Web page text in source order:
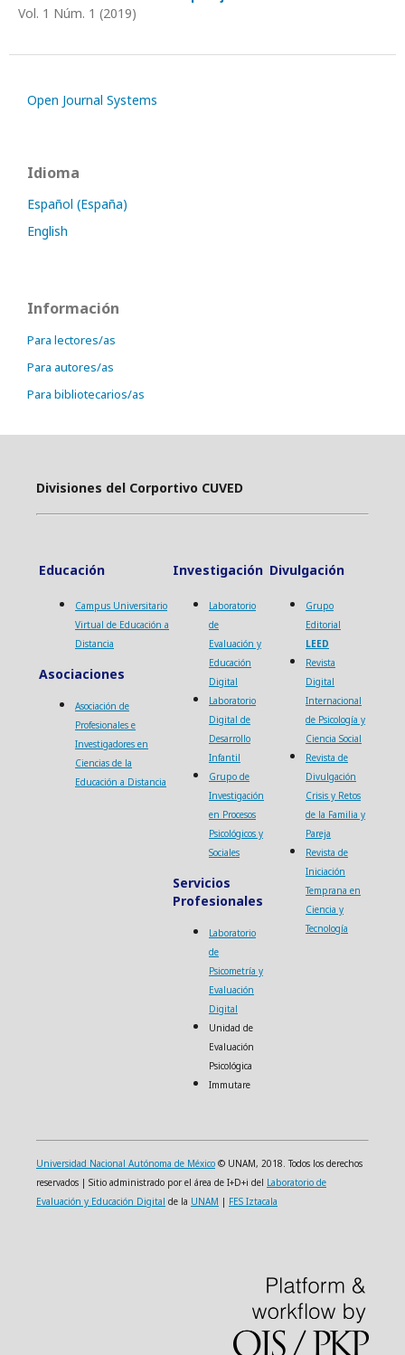
Vol. 1 Núm. 1 (2019)
Open Journal Systems
Idioma
Español (España)
English
Información
Para lectores/as
Para autores/as
Para bibliotecarios/as
Divisiones del Corportivo CUVED
Educación Investigación Divulgación
Campus Universitario
Virtual de Educación a
Distancia
Asociaciones
Asociación de
Profesionales e
Investigadores en
Ciencias de la
Educación a Distancia
Laboratorio
de
Evaluación y
Educación
Digital
Laboratorio
Digital de
Desarrollo
Infantil
Grupo de
Investigación
en Procesos
Psicológicos y
Sociales
Servicios
Profesionales
Laboratorio
de
Psicometría y
Evaluación
Digital
Unidad de
Evaluación
Psicológica
Immutare
Grupo
Editorial
LEED
Revista
Digital
Internacional
de Psicología y
Ciencia Social
Revista de
Divulgación
Crisis y Retos
de la Familia y
Pareja
Revista de
Iniciación
Temprana en
Ciencia y
Tecnología
Universidad Nacional Autónoma de México © UNAM, 2018. Todos los derechos
reservados | Sitio administrado por el área de I+D+i del Laboratorio de
Evaluación y Educación Digital de la UNAM | FES Iztacala